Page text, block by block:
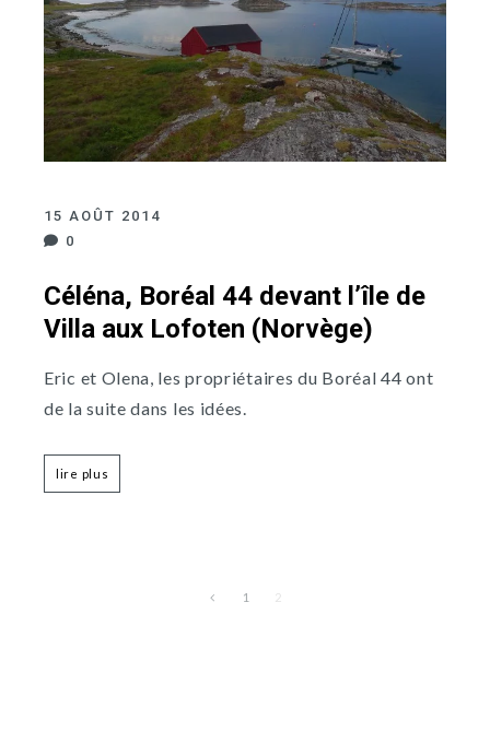
15 AOÛT 2014
0
Céléna, Boréal 44 devant l’île de
Villa aux Lofoten (Norvège)
Eric et Olena, les propriétaires du Boréal 44 ont
de la suite dans les idées.
lire plus
1 2